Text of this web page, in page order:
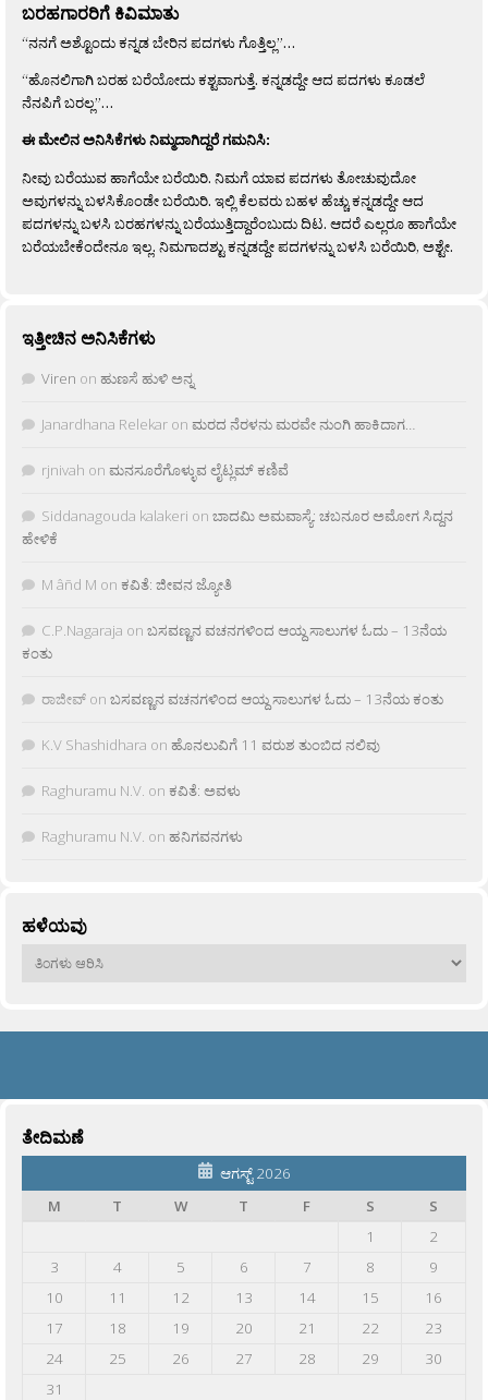
ಬರಹಗಾರರಿಗೆ ಕಿವಿಮಾತು
“ನನಗೆ ಅಶ್ಟೊಂದು ಕನ್ನಡ ಬೇರಿನ ಪದಗಳು ಗೊತ್ತಿಲ್ಲ”…
“ಹೊನಲಿಗಾಗಿ ಬರಹ ಬರೆಯೋದು ಕಶ್ಟವಾಗುತ್ತೆ. ಕನ್ನಡದ್ದೇ ಆದ ಪದಗಳು ಕೂಡಲೆ
ನೆನಪಿಗೆ ಬರಲ್ಲ”…
ಈ ಮೇಲಿನ ಅನಿಸಿಕೆಗಳು ನಿಮ್ಮದಾಗಿದ್ದರೆ ಗಮನಿಸಿ:
ನೀವು ಬರೆಯುವ ಹಾಗೆಯೇ ಬರೆಯಿರಿ. ನಿಮಗೆ ಯಾವ ಪದಗಳು ತೋಚುವುದೋ
ಅವುಗಳನ್ನು ಬಳಸಿಕೊಂಡೇ ಬರೆಯಿರಿ. ಇಲ್ಲಿ ಕೆಲವರು ಬಹಳ ಹೆಚ್ಚು ಕನ್ನಡದ್ದೇ ಆದ
ಪದಗಳನ್ನು ಬಳಸಿ ಬರಹಗಳನ್ನು ಬರೆಯುತ್ತಿದ್ದಾರೆಂಬುದು ದಿಟ. ಆದರೆ ಎಲ್ಲರೂ ಹಾಗೆಯೇ
ಬರೆಯಬೇಕೆಂದೇನೂ ಇಲ್ಲ. ನಿಮಗಾದಶ್ಟು ಕನ್ನಡದ್ದೇ ಪದಗಳನ್ನು ಬಳಸಿ ಬರೆಯಿರಿ, ಅಶ್ಟೇ.
ಇತ್ತೀಚಿನ ಅನಿಸಿಕೆಗಳು
Viren on ಹುಣಸೆ ಹುಳಿ ಅನ್ನ
Janardhana Relekar on ಮರದ ನೆರಳನು ಮರವೇ ನುಂಗಿ ಹಾಕಿದಾಗ…
rjnivah on ಮನಸೂರೆಗೊಳ್ಳುವ ಲೈಟ್ಲಮ್ ಕಣಿವೆ
Siddanagouda kalakeri on ಬಾದಮಿ ಅಮವಾಸ್ಯೆ: ಚಬನೂರ ಅಮೋಗ ಸಿದ್ದನ
ಹೇಳಿಕೆ
M âñd M on ಕವಿತೆ: ಜೀವನ ಜ್ಯೋತಿ
C.P.Nagaraja on ಬಸವಣ್ಣನ ವಚನಗಳಿಂದ ಆಯ್ದ ಸಾಲುಗಳ ಓದು – 13ನೆಯ
ಕಂತು
ರಾಜೀವ್ on ಬಸವಣ್ಣನ ವಚನಗಳಿಂದ ಆಯ್ದ ಸಾಲುಗಳ ಓದು – 13ನೆಯ ಕಂತು
K.V Shashidhara on ಹೊನಲುವಿಗೆ 11 ವರುಶ ತುಂಬಿದ ನಲಿವು
Raghuramu N.V. on ಕವಿತೆ: ಅವಳು
Raghuramu N.V. on ಹನಿಗವನಗಳು
ಹಳೆಯವು
ಹಳೆಯವು
ತೇದಿಮಣೆ
ಆಗಸ್ಟ್ 2026
M
T W T F S
S
1
2
3
4 5 6 7 8
9
10
11 12 13 14 15
16
17
18 19 20 21 22
23
24
25 26 27 28 29
30
31